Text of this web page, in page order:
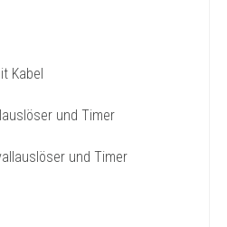
Kabel
und Timer
und Timer